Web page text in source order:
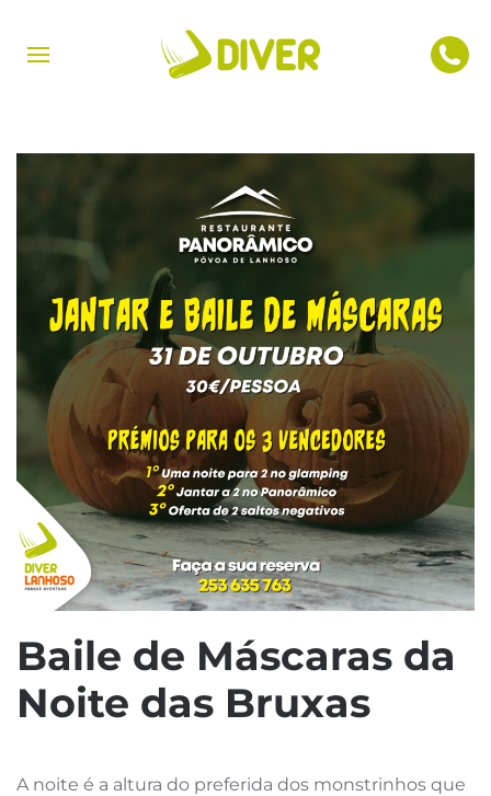
Baile de Máscaras da
Noite das Bruxas
A noite é a altura do preferida dos monstrinhos que